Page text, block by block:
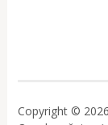
Copyright ©